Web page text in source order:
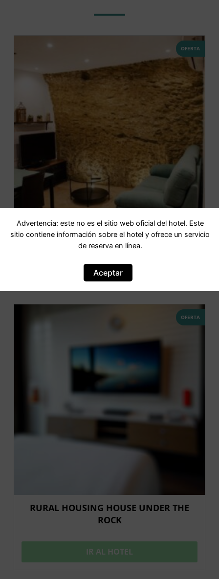
OFERTA
Casa Cueva El Arrabal
IR AL HOTEL
OFERTA
RURAL HOUSING HOUSE UNDER THE
ROCK
IR AL HOTEL
Advertencia: este no es el sitio web oficial del hotel. Este
sitio contiene información sobre el hotel y ofrece un servicio
de reserva en línea.
Aceptar